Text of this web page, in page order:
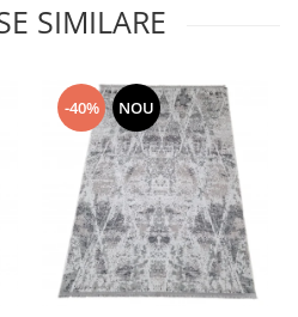
SIMILARE
-40% NOU